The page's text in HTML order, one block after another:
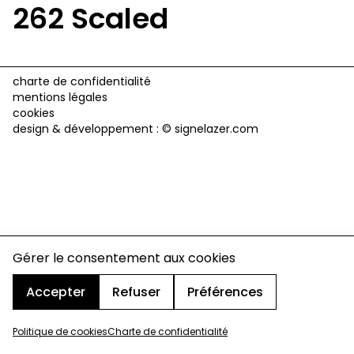
Gérer le consentement aux cookies
Accepter
Refuser Préférences
Politique de cookiesCharte de confidentialité
262 Scaled
charte de confidentialité
mentions légales
cookies
design & développement : © signelazer.com